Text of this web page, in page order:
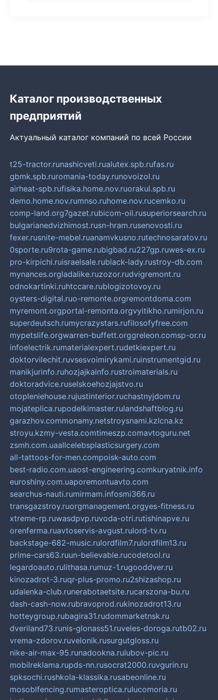
Каталог производственных
предприятий
Актуальный каталог компаний по всей России
t25-tractor.runashicveti.rualutex.spb.rufas.ru
gbmk.spb.ruromania-today.runovoizol.ru
airheat-spb.rufisika.home.nov.ruorakul.spb.ru
demo.home.nov.rumnso.ruhome.nov.rucemko.ru
comp-land.org7gazet.rubicom-oil.rusuperiorsearch.ru
bulgarianedvizhimost.rusn-hram.rusenovosti.ru
fexer.rusnite-mebel.ruanamvkusno.rutechnosaratov.ru
0sporte.ru9rota-game.rubigbad.ru227gp.ruwes-ex.ru
pro-kirpichi.ruisraelsale.rublack-lady.rustroy-db.com
mynances.orgladalike.ruzozor.rudvigremont.ru
odnokartinki.ruhtccare.rublogizotovoy.ru
oysters-digital.ruo-remonte.orgremontdoma.com
myremont.orgportal-remonta.orgvyitikho.rumirjon.ru
superdeutsch.rumycrazystars.rufilosofyfree.com
mypetslife.orgwarren-buffett.orggreleon.comsp-or.ru
infoelectrik.rumaterialexpert.rudetkiexpert.ru
doktorvilechit.ruvsesvoimirykami.ruinstrumentgid.ru
manikjurinfo.ruhozjajkainfo.rustroimaterials.ru
doktoradvice.ruselskoehozjajstvo.ru
otopleniehouse.rujustinterior.ruchastnyjdom.ru
mojateplica.rupodelkimaster.rulandshaftblog.ru
garazhov.commonamy.netstroysnami.kzlcna.kz
stroyu.kzmy-vesta.comtimeszp.comavtoguru.net
zsmh.com.uaallcelebsplasticsurgery.com
all-tattoos-for-men.compoisk-auto.com
best-radio.com.uaost-engineering.comkuryatnik.info
euroshiny.com.uaporemontuavto.com
searchus-nauti.rumirmam.infosmi366.ru
transgazstroy.ruorgmanagement.orgyes-fitness.ru
xtreme-rp.ruwasdpvp.ruvoda-otri.rutishinapve.ru
orenferma.ruavtoservis-avgust.rulord-tv.ru
backstage-682-music.rulordfilm7.rulordfilm13.ru
prime-cars63.ruun-believable.rucodetool.ru
legardoauto.rulithasa.rumuz-1.rugooddver.ru
kinozadrot-3.ruqr-plus-promo.ru2shizashop.ru
udalenka-club.runerabotaetsite.rucarszona-bu.ru
dash-cash-now.rubravoprod.rukinozadrot13.ru
hotteygroup.rubagira31.rudommarketnsk.ru
dveriland73.runis-glonass51.ruveles-doroga.rutb02.ru
vrema-zdorov.ruvelonik.rusurgutgloss.ru
nike-air-max-95.runadookna.rulubov-pic.ru
mobilreklama.rupds-nn.rusocrat2000.ruvgurin.ru
spksochi.rushkola-klassika.rusabeonline.ru
mosoblfencing.rumasteroptica.rulucomoria.ru